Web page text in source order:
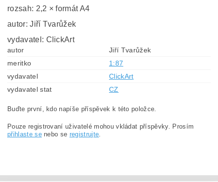
rozsah: 2,2 × formát A4
autor: Jiří Tvarůžek
vydavatel: ClickArt
autor
Jiří Tvarůžek
meritko
1:87
vydavatel
ClickArt
vydavatel stat
CZ
Buďte první, kdo napíše příspěvek k této položce.
Pouze registrovaní uživatelé mohou vkládat příspěvky. Prosím
přihlaste senebo se registrujte.